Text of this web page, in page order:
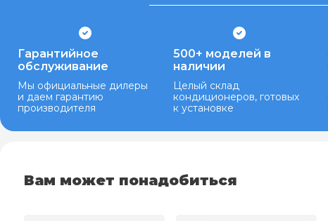
Гарантийное
обслуживание
Мы официальные дилеры
и даем гарантию
производителя
500+ моделей в
наличии
Целый склад
кондиционеров, готовых
к установке
Вам может понадобиться